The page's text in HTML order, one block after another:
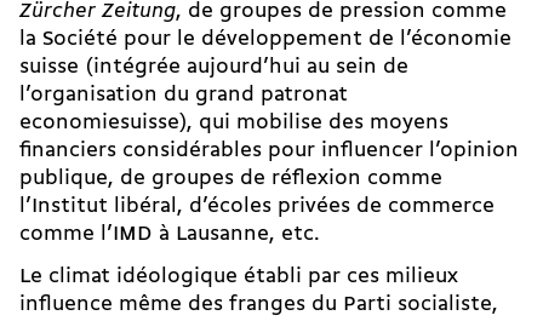
Zürcher Zeitung, de groupes de pression comme
la Société pour le développement de l’économie
suisse (intégrée aujourd’hui au sein de
l’organisation du grand patronat
economiesuisse), qui mobilise des moyens
financiers considérables pour influencer l’opinion
publique, de groupes de réflexion comme
l’Institut libéral, d’écoles privées de commerce
comme l’IMD à Lausanne, etc.
Le climat idéologique établi par ces milieux
influence même des franges du Parti socialiste,